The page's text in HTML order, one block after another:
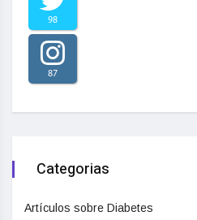
98
87
Categorias
Artículos sobre Diabetes